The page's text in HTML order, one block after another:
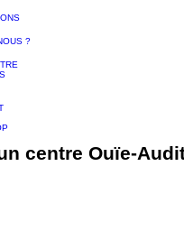
?
centre Ouïe-